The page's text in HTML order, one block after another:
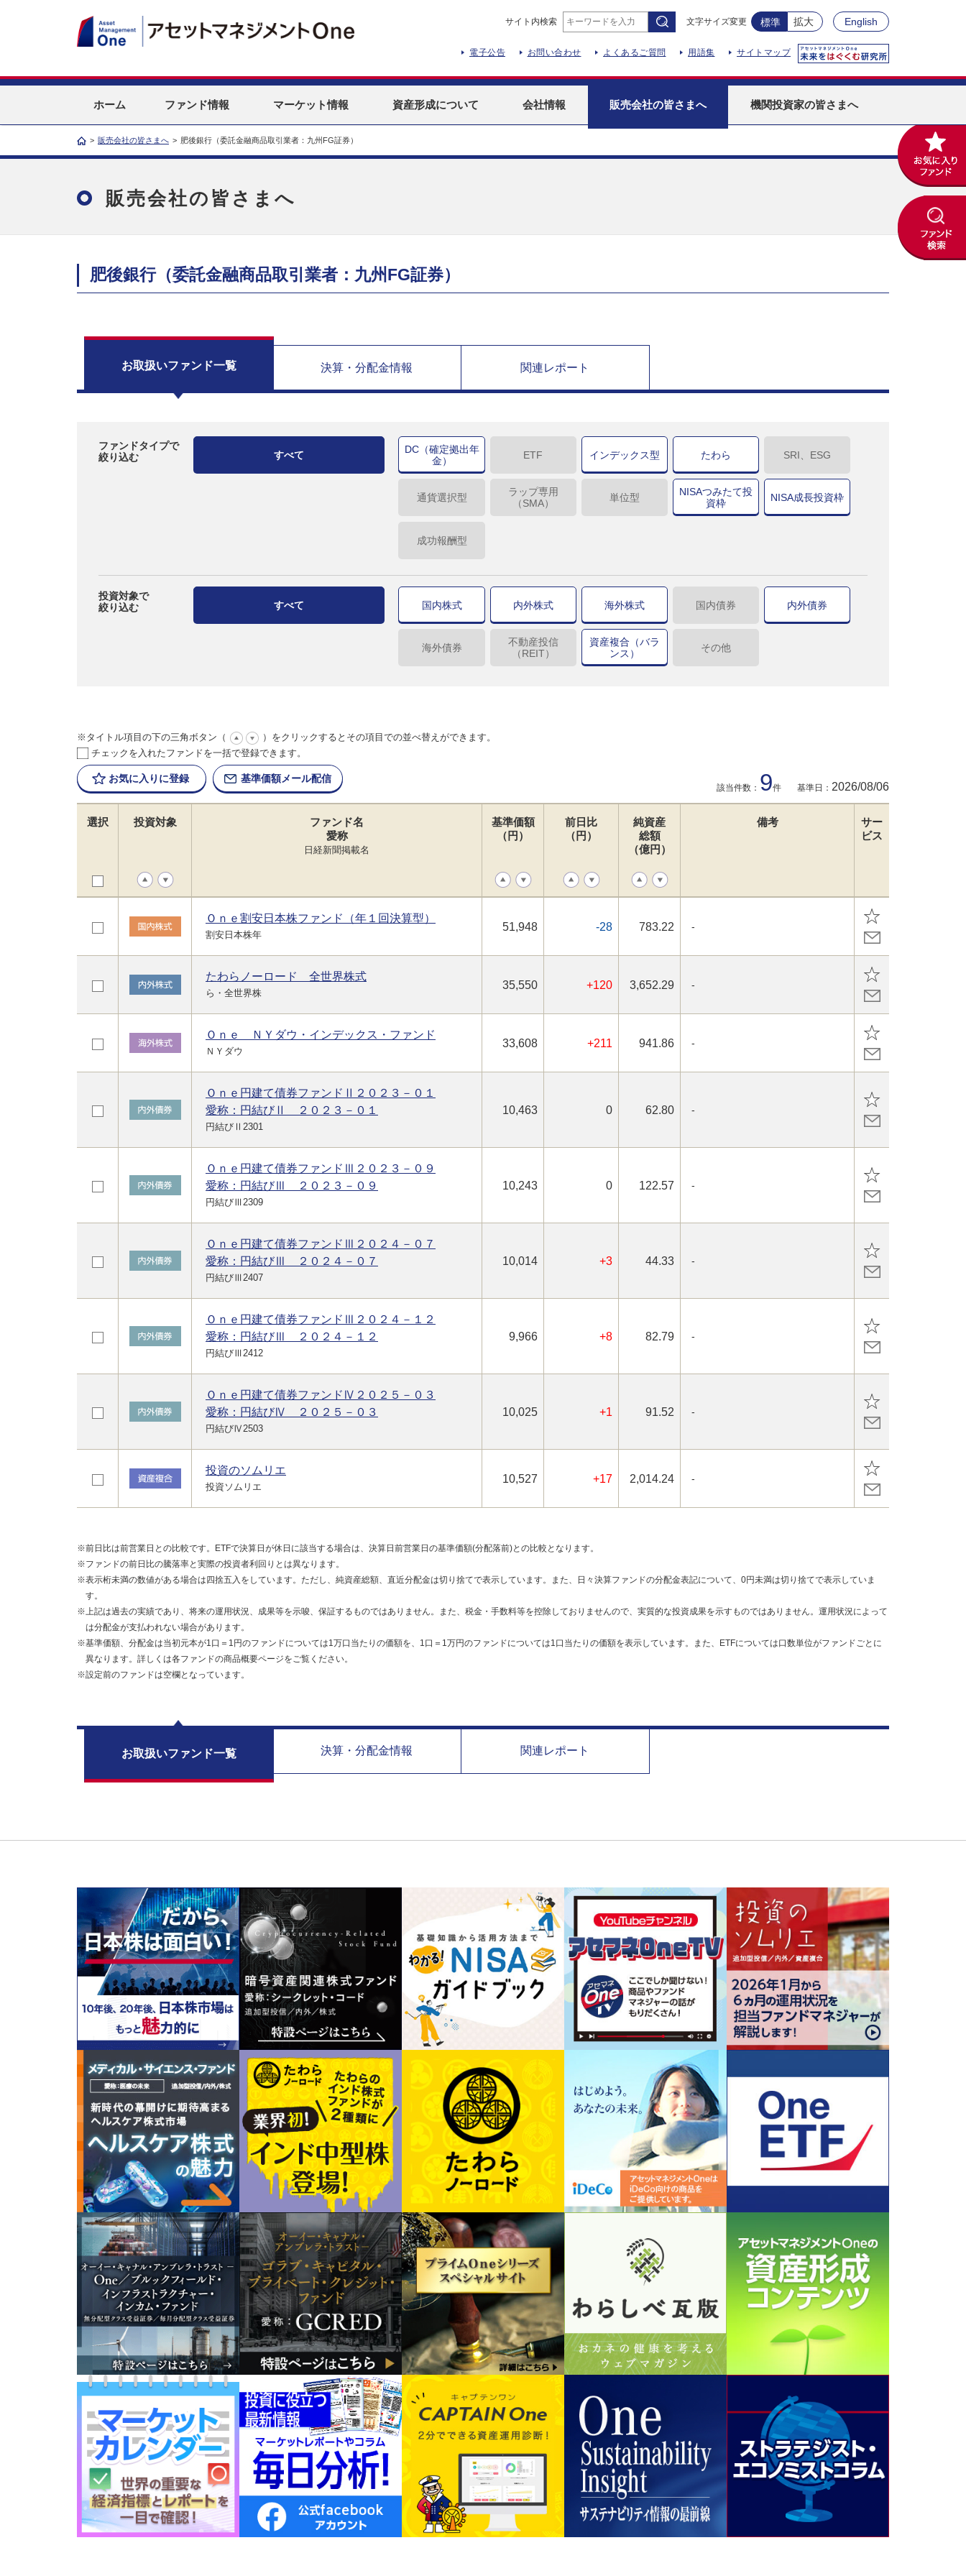
サイト内検索 文字サイズ変更 標準 拡大 English
電子公告 お問い合わせ よくあるご質問 用語集 サイトマップ
ホーム ファンド情報 マーケット情報 資産形成について 会社情報 販売会社の皆さまへ 機関投資家の皆さまへ
> 販売会社の皆さまへ > 肥後銀行（委託金融商品取引業者：九州FG証券）
販売会社の皆さまへ
肥後銀行（委託金融商品取引業者：九州FG証券）
お取扱いファンド一覧 決算・分配金情報 関連レポート
ファンドタイプで
絞り込む
すべて
DC（確定拠出年
金）
ETF インデックス型 たわら SRI、ESG
通貨選択型
ラップ専用
（SMA）
単位型
NISAつみたて投
資枠
NISA成長投資枠
成功報酬型
投資対象で
絞り込む
すべて 国内株式 内外株式 海外株式 国内債券 内外債券
海外債券
不動産投信
（REIT）
資産複合（バラ
ンス）
その他
※タイトル項目の下の三角ボタン（
）をクリックするとその項目での並べ替えができます。
チェックを入れたファンドを一括で登録できます。
お気に入りに登録 基準価額メール配信
該当件数： 9件 基準日： 2026/08/06
選択 投資対象
ファンド名
愛称
日経新聞掲載名
基準価額
（円）
前日比
（円）
純資産
総額
（億円）
備考
サー
ビス
Ｏｎｅ割安日本株ファンド（年１回決算型）
割安日本株年
51,948 -28 783.22 -
たわらノーロード 全世界株式
ら・全世界株
35,550 +120 3,652.29 -
Ｏｎｅ ＮＹダウ・インデックス・ファンド
ＮＹダウ
33,608 +211 941.86 -
Ｏｎｅ円建て債券ファンドⅡ２０２３－０１
愛称：円結びⅡ ２０２３－０１
円結びⅡ2301
10,463 0 62.80 -
Ｏｎｅ円建て債券ファンドⅢ２０２３－０９
愛称：円結びⅢ ２０２３－０９
円結びⅢ2309
10,243 0 122.57 -
Ｏｎｅ円建て債券ファンドⅢ２０２４－０７
愛称：円結びⅢ ２０２４－０７
円結びⅢ2407
10,014 +3 44.33 -
Ｏｎｅ円建て債券ファンドⅢ２０２４－１２
愛称：円結びⅢ ２０２４－１２
円結びⅢ2412
9,966 +8 82.79 -
Ｏｎｅ円建て債券ファンドⅣ２０２５－０３
愛称：円結びⅣ ２０２５－０３
円結びⅣ2503
10,025 +1 91.52 -
投資のソムリエ
投資ソムリエ
10,527 +17 2,014.24 -
※前日比は前営業日との比較です。ETFで決算日が休日に該当する場合は、決算日前営業日の基準価額(分配落前)との比較となります。
※ファンドの前日比の騰落率と実際の投資者利回りとは異なります。
※表示桁未満の数値がある場合は四捨五入をしています。ただし、純資産総額、直近分配金は切り捨てで表示しています。また、日々決算ファンドの分配金表記について、0円未満は切り捨てで表示していま
す。
※上記は過去の実績であり、将来の運用状況、成果等を示唆、保証するものではありません。また、税金・手数料等を控除しておりませんので、実質的な投資成果を示すものではありません。運用状況によって
は分配金が支払われない場合があります。
※基準価額、分配金は当初元本が1口＝1円のファンドについては1万口当たりの価額を、1口＝1万円のファンドについては1口当たりの価額を表示しています。また、ETFについては口数単位がファンドごとに
異なります。詳しくは各ファンドの商品概要ページをご覧ください。
※設定前のファンドは空欄となっています。
お取扱いファンド一覧 決算・分配金情報 関連レポート